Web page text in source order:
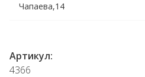
Чапаева,14
Артикул:
4366